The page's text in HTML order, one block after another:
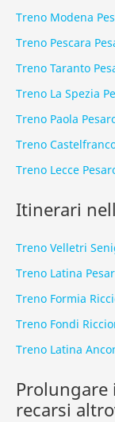
Treno Modena
Treno Pescara
Treno Taranto
Treno La Spezia
Treno Paola
Treno
Treno Lecce
Itinerari
Treno Velletri
Treno Latina
Treno Formia
Treno Fondi
Treno Latina
recarsi